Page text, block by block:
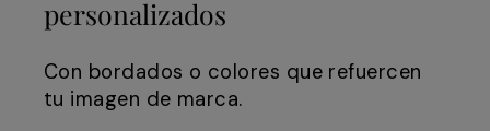
personalizados
Con bordados o colores que refuercen
tu imagen de marca.